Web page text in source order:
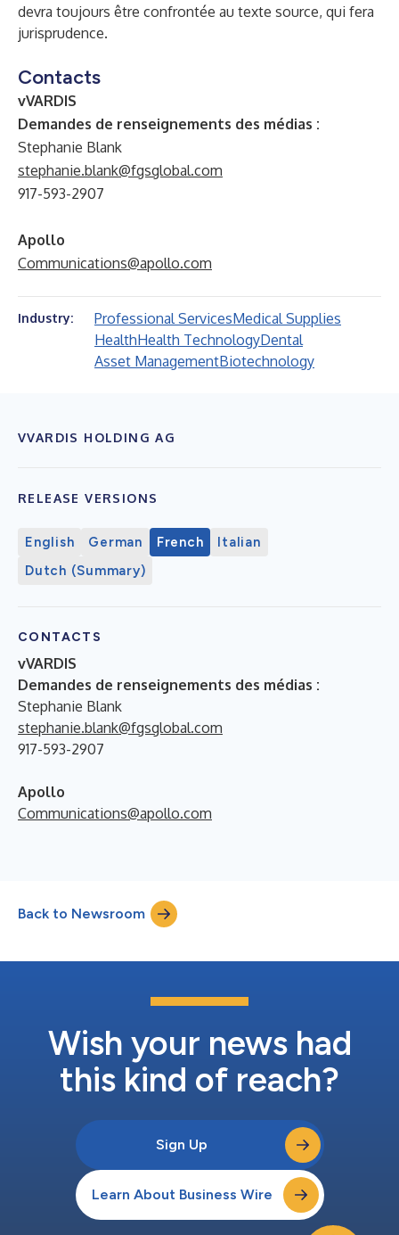
devra toujours être confrontée au texte source, qui fera
jurisprudence.
Contacts
vVARDIS
Demandes de renseignements des médias :
Stephanie Blank
stephanie.blank@fgsglobal.com
917-593-2907
Apollo
Communications@apollo.com
Industry: Professional ServicesMedical Supplies
HealthHealth TechnologyDental
Asset ManagementBiotechnology
VVARDIS HOLDING AG
RELEASE VERSIONS
English German French
Italian
Dutch (Summary)
CONTACTS
vVARDIS
Demandes de renseignements des médias :
Stephanie Blank
stephanie.blank@fgsglobal.com
917-593-2907
Apollo
Communications@apollo.com
Back to Newsroom
Wish your news had
this kind of reach?
Sign Up
Learn About Business Wire